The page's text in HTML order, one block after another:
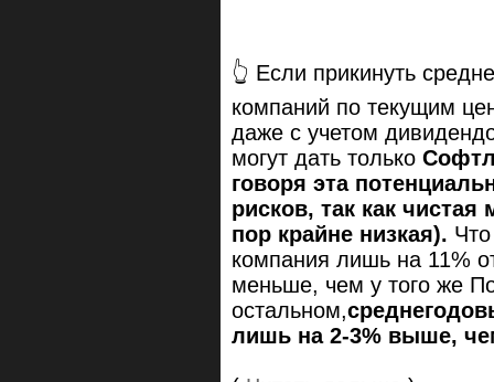
👆 Если прикинуть
компаний по текущим
даже с учетом
могут дать только
говоря эта
рисков, так как
пор крайне низкая).
компания лишь на 11%
меньше, чем у того же
остальном,
лишь на 2-3% выше,